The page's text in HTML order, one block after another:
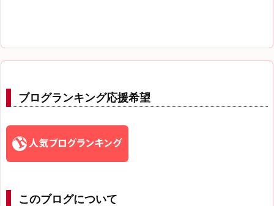
ブログランキング応援希望
このブログについて